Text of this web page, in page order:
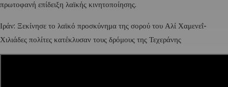
πρωτοφανή επίδειξη λαϊκής κινητοποίησης.
Ιράν: Ξεκίνησε το λαϊκό προσκύνημα της σορού του Αλί Χαμενεΐ-
Χιλιάδες πολίτες κατέκλυσαν τους δρόμους της Τεχεράνης